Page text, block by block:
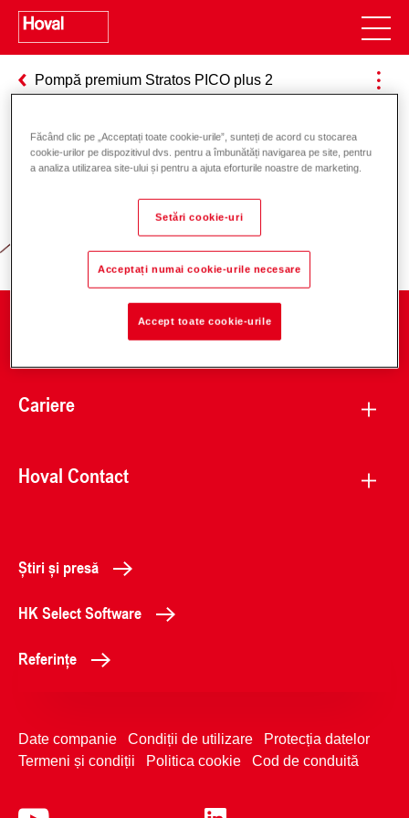
Pompă premium Stratos PICO plus 2
Responsabilitate pentru energie și
mediu
Cariere
Hoval Contact
Știri și presă
HK Select Software
Referințe
Date companie Condiții de utilizare
Protecția datelor
Termeni și condiții
Politica cookie Cod de conduită
Făcând clic pe „Acceptați toate cookie-urile”, sunteți de acord cu stocarea
cookie-urilor pe dispozitivul dvs. pentru a îmbunătăți navigarea pe site, pentru
a analiza utilizarea site-ului și pentru a ajuta eforturile noastre de marketing.
Setări cookie-uri
Acceptați numai cookie-urile necesare
Accept toate cookie-urile